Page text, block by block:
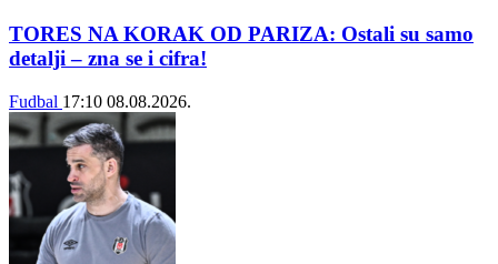
TORES NA KORAK OD PARIZA: Ostali su samo
detalji – zna se i cifra!
Fudbal 17:10 08.08.2026.